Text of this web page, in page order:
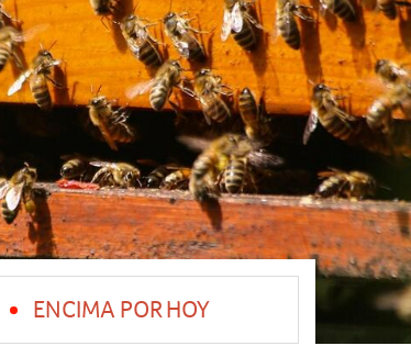
ENCIMA POR HOY